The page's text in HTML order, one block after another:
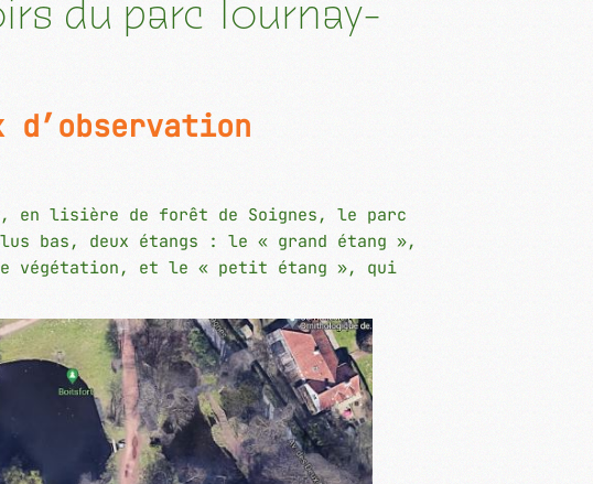
du parc Tournay-
en lisière de forêt de Soignes, le parc
bas, deux étangs : le « grand étang »,
végétation, et le « petit étang », qui